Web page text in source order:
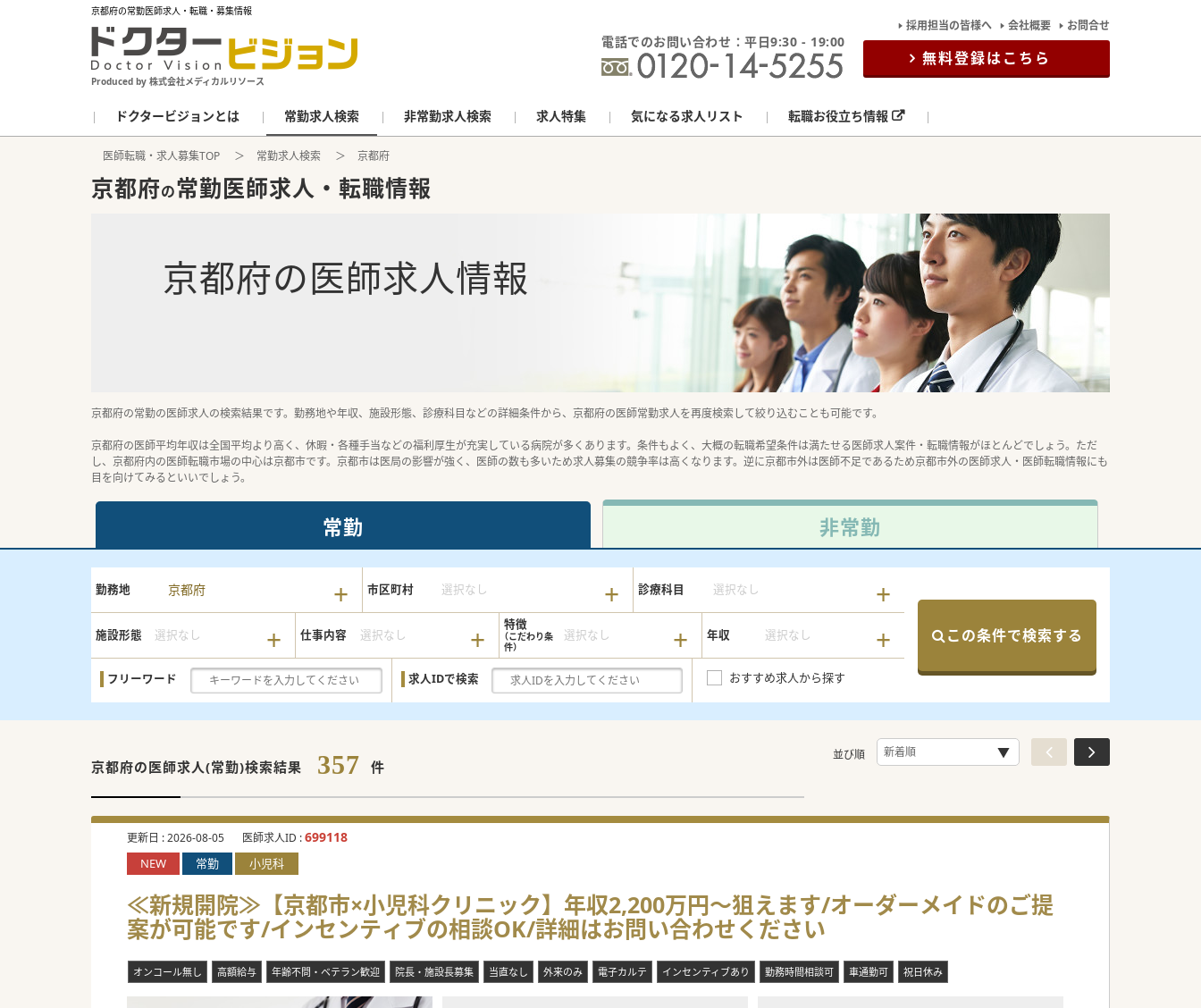
京都府の常勤医師求人・転職・募集情報
Produced by 株式会社メディカルリソース
電話でのお問い合わせ：平日9:30 - 19:00
採用担当の皆様へ 会社概要 お問合せ
無料登録はこちら
ドクタービジョンとは 常勤求人検索 非常勤求人検索 求人特集 気になる求人リスト 転職お役立ち情報
医師転職・求人募集TOP 常勤求人検索 京都府
京都府の常勤医師求人・転職情報
京都府の医師求人情報
京都府の常勤の医師求人の検索結果です。勤務地や年収、施設形態、診療科目などの詳細条件から、京都府の医師常勤求人を再度検索して絞り込むことも可能です。
京都府の医師平均年収は全国平均より高く、休暇・各種手当などの福利厚生が充実している病院が多くあります。条件もよく、大概の転職希望条件は満たせる医師求人案件・転職情報がほとんどでしょう。ただ
し、京都府内の医師転職市場の中心は京都市です。京都市は医局の影響が強く、医師の数も多いため求人募集の競争率は高くなります。逆に京都市外は医師不足であるため京都市外の医師求人・医師転職情報にも
目を向けてみるといいでしょう。
常勤 非常勤
勤務地 京都府 市区町村 選択なし 診療科目 選択なし
施設形態 選択なし 仕事内容 選択なし
特徴
選択なし 年収 選択なし
フリーワード 求人IDで検索 おすすめ求人から探す
この条件で検索する
京都府の医師求人(常勤)検索結果 357 件
並び順
更新日 :2026-08-05 医師求人ID :699118
NEW 常勤 小児科
≪新規開院≫【京都市×小児科クリニック】年収2,200万円～狙えます/オーダーメイドのご提
案が可能です/インセンティブの相談OK/詳細はお問い合わせください
オンコール無し 高額給与 年齢不問・ベテラン歓迎 院長・施設長募集 当直なし 外来のみ 電子カルテ インセンティブあり 勤務時間相談可 車通勤可 祝日休み